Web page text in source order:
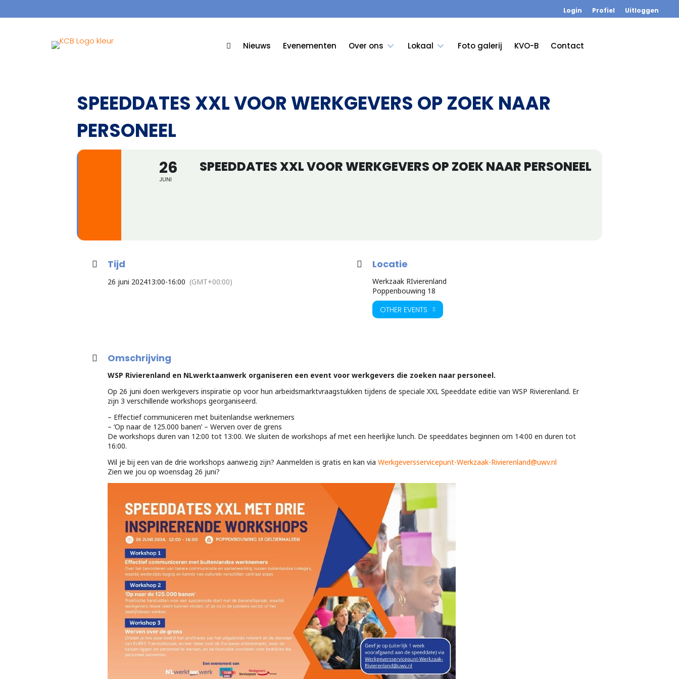
Login Profiel Uitloggen
Nieuws Evenementen Over ons Lokaal Foto galerij KVO-B Contact
SPEEDDATES XXL VOOR WERKGEVERS OP ZOEK NAAR
PERSONEEL
26
JUNI
SPEEDDATES XXL VOOR WERKGEVERS OP ZOEK NAAR PERSONEEL
Tijd
26 juni 202413:00-16:00 (GMT+00:00)
Locatie
Werkzaak RIvierenland
Poppenbouwing 18
OTHER EVENTS
Omschrijving
WSP Rivierenland en NLwerktaanwerk organiseren een event voor werkgevers die zoeken naar personeel.
Op 26 juni doen werkgevers inspiratie op voor hun arbeidsmarktvraagstukken tijdens de speciale XXL Speeddate editie van WSP Rivierenland. Er
zijn 3 verschillende workshops georganiseerd.
– Effectief communiceren met buitenlandse werknemers
– ‘Op naar de 125.000 banen’ – Werven over de grens
De workshops duren van 12:00 tot 13:00. We sluiten de workshops af met een heerlijke lunch. De speeddates beginnen om 14:00 en duren tot
16:00.
Wil je bij een van de drie workshops aanwezig zijn? Aanmelden is gratis en kan via Werkgeversservicepunt-Werkzaak-Rivierenland@uwv.nl
Zien we jou op woensdag 26 juni?